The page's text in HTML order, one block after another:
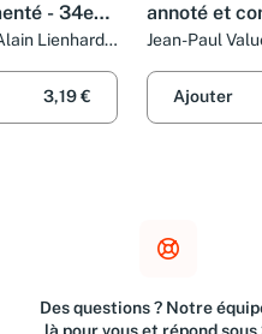
- 34e
Lienhard
3,19 €
annoté et
ed.
Jean-Paul
Ajouter
Des questions ? Notre